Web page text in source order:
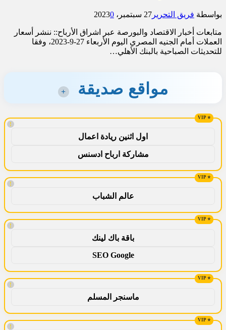
بواسطة فريق التحرير 27 سبتمبر، 2023 0
متابعات أخبار الاقتصاد والبورصة عبر اشراق الأرباح:: ننشر أسعار
العملات أمام الجنيه المصري اليوم الأربعاء 27-9-2023، وفقا
للتحديثات الصباحية بالبنك الأهلي…
مواقع صديقة +
!
اول اثنين ريادة اعمال
مشاركة ارباح ادسنس
!
عالم الشباب
!
باقة باك لينك
SEO Google
!
ماسنجر المسلم
!